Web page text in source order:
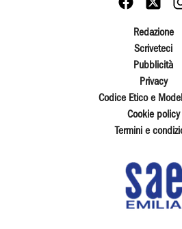
Redazione
Scriveteci
Pubblicità
Privacy
Codice Etico e
Cookie policy
Termini e